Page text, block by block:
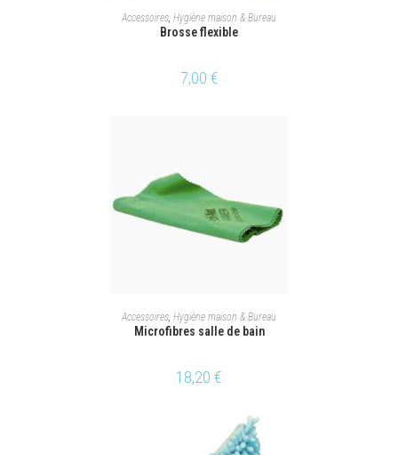
AJOUTER AU PANIER
Accessoires, Hygiène maison & Bureau
Brosse flexible
7,00 €
AJOUTER AU PANIER
Accessoires Hygiène maison & Bureau
Microfibres salle de bain
18,20 €